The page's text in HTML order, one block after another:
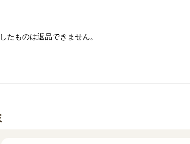
たものは返品できません。